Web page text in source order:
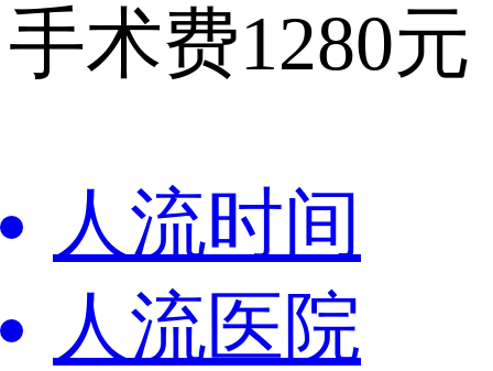
手术费1280元
人流时间
人流医院